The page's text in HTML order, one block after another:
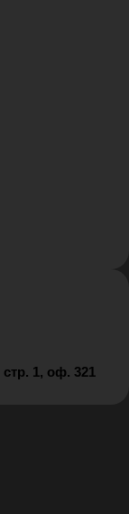
стр. 1, оф. 321